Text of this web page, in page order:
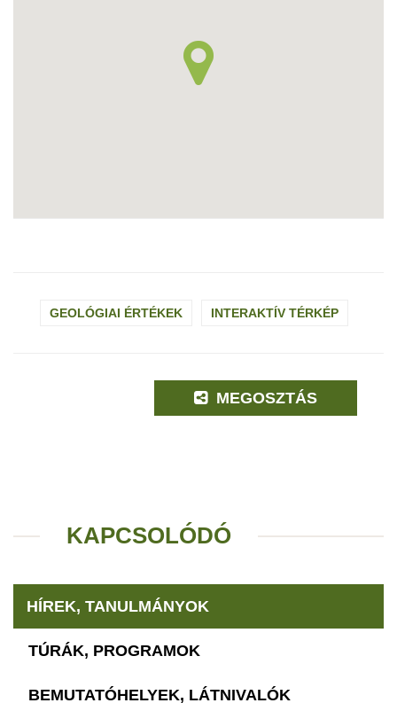
GEOLÓGIAI ÉRTÉKEK INTERAKTÍV TÉRKÉP
MEGOSZTÁS
KAPCSOLÓDÓ
HÍREK, TANULMÁNYOK
TÚRÁK, PROGRAMOK
BEMUTATÓHELYEK, LÁTNIVALÓK